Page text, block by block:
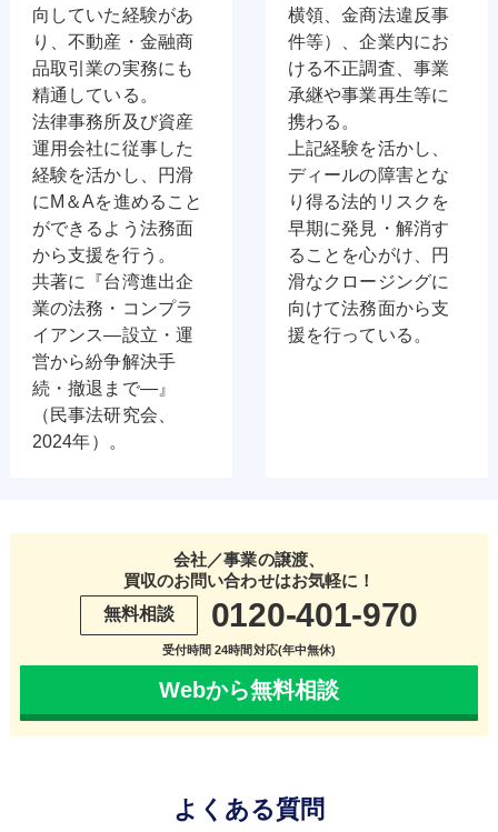
向していた経験があ
り、不動産・金融商
品取引業の実務にも
精通している。
法律事務所及び資産
運用会社に従事した
経験を活かし、円滑
にM＆Aを進めること
ができるよう法務面
から支援を行う。
共著に『台湾進出企
業の法務・コンプラ
イアンス―設立・運
営から紛争解決手
続・撤退まで―』
（民事法研究会、
2024年）。
横領、金商法違反事
件等）、企業内にお
ける不正調査、事業
承継や事業再生等に
携わる。
上記経験を活かし、
ディールの障害とな
り得る法的リスクを
早期に発見・解消す
ることを心がけ、円
滑なクロージングに
向けて法務面から支
援を行っている。
会社／事業の譲渡、
買収のお問い合わせはお気軽に！
無料相談
0120-401-970
受付時間 24時間対応(年中無休)
Webから無料相談
よくある質問